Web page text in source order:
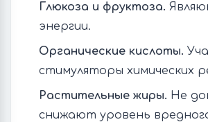
Глюкоза и фруктоза.
энергии.
Органические кислоты.
стимуляторы химических
Растительные жиры. Не
снижают уровень